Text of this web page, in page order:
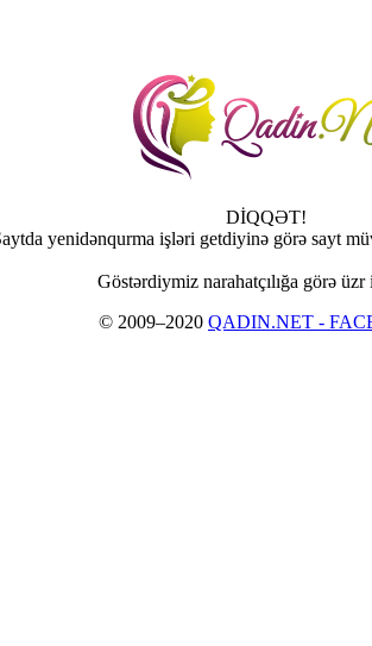
DİQQƏT!
yenidənqurma işləri getdiyinə görə sayt
Göstərdiymiz narahatçılığa görə
© 2009–2020 QADIN.NET -